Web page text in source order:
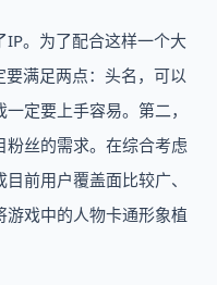
IP。为了配合这样一个大
满足两点：头名，可以
定要上手容易。第二，
丝的需求。在综合考虑
前用户覆盖面比较广、
戏中的人物卡通形象植